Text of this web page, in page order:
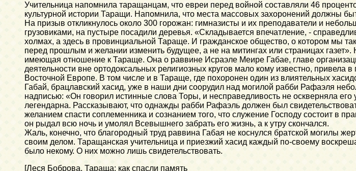
Учительница напомнила таращанцам, что евреи перед войной составляли 46
культурной истории Таращи. Напомнила, что места массовых захоронений должны
На призыв откликнулось около 300 горожан: гимназисты и их преподаватели и
грузовиками, на пустыре посадили деревья. «Складывается впечатление, -
холмах, а здесь в провинциальной Тараще. И гражданское общество, о котором мы
перед прошлым и желании изменить будущее, а не на митингах или страницах
имеющая отношение к Тараще. Она о раввине Исраэле Меире Габае, главе
деятельности вне ортодоксальных религиозных кругов мало кому известно, привела
Восточной Европе. В том числе и в Тараще, где похоронен один из влиятельных
Габай, брацлавский хасид, уже в наши дни соорудил над могилой рабби Рафаэля
надписью: «Он говорил истинные слова Торы, и несправедливость не оскверняла
легендарна. Рассказывают, что однажды рабби Рафаэль должен был
желанием спасти соплеменника и сознанием того, что служение Господу состоит в
он рыдал всю ночь и умолял Всевышнего забрать его жизнь, а к утру скончался.
Жаль, конечно, что благородный труд раввина Габая не коснулся братской могилы
своим делом. Таращанская учительница и приезжий хасид каждый по-своему
было некому. О них можно лишь свидетельствовать.
[Леся Боброва. Тараща: как спасли память